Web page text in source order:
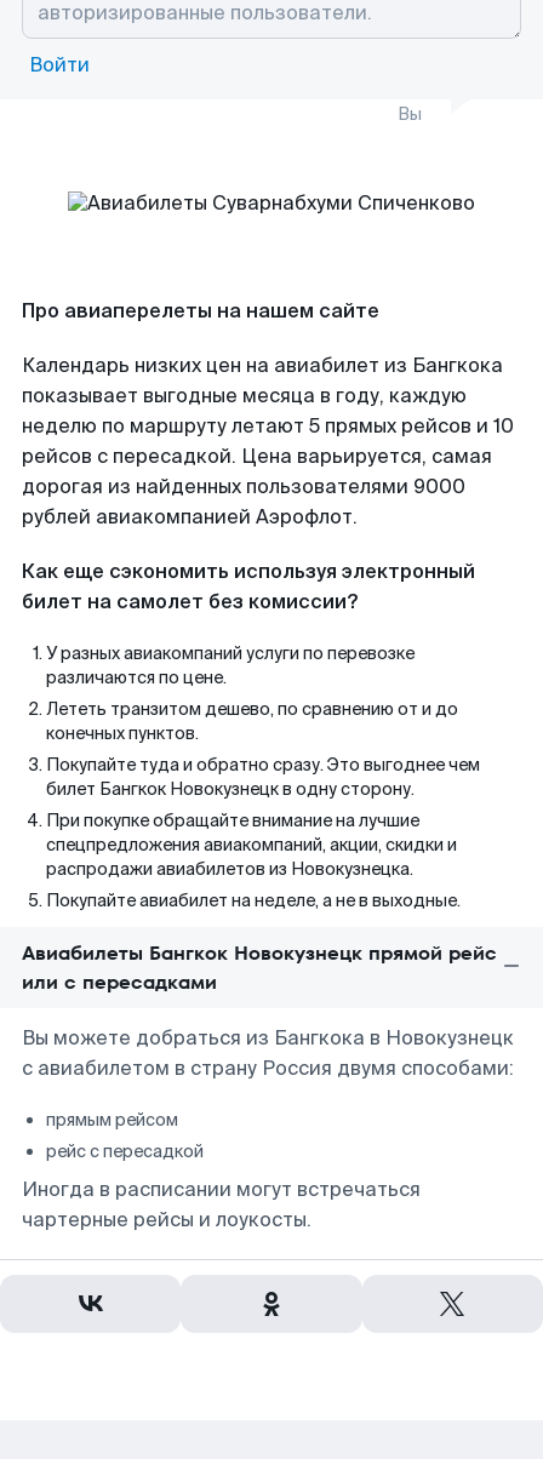
Войти
Вы
Про авиаперелеты на нашем сайте
Календарь низких цен на авиабилет из Бангкока
показывает выгодные месяца в году, каждую
неделю по маршруту летают 5 прямых рейсов и 10
рейсов с пересадкой. Цена варьируется, самая
дорогая из найденных пользователями 9000
рублей авиакомпанией Аэрофлот.
Как еще сэкономить используя электронный
билет на самолет без комиссии?
У разных авиакомпаний услуги по перевозке
различаются по цене.
Лететь транзитом дешево, по сравнению от и до
конечных пунктов.
Покупайте туда и обратно сразу. Это выгоднее чем
билет Бангкок Новокузнецк в одну сторону.
При покупке обращайте внимание на лучшие
спецпредложения авиакомпаний, акции, скидки и
распродажи авиабилетов из Новокузнецка.
Покупайте авиабилет на неделе, а не в выходные.
Авиабилеты Бангкок Новокузнецк прямой рейс
или с пересадками
Вы можете добраться из Бангкока в Новокузнецк
с авиабилетом в страну Россия двумя способами:
прямым рейсом
рейс с пересадкой
Иногда в расписании могут встречаться
чартерные рейсы и лоукосты.